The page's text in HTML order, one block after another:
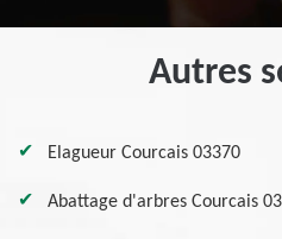
Autres
Elagueur Courcais 03370
Abattage d'arbres Courcais